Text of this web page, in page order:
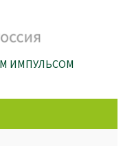
ИМПУЛЬСОМ